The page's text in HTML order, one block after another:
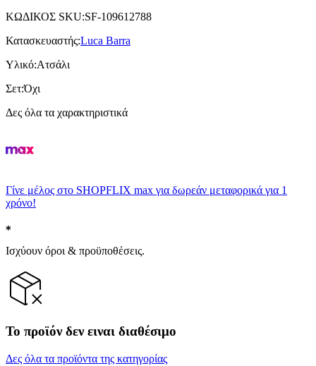
ΚΩΔΙΚΟΣ SKU:SF-109612788
Κατασκευαστής:Luca Barra
Υλικό:Ατσάλι
Σετ:Όχι
Δες όλα τα χαρακτηριστικά
Γίνε μέλος στο SHOPFLIX max για δωρεάν μεταφορικά για 1
χρόνο!
Ισχύουν όροι & προϋποθέσεις.
Το προϊόν δεν ειναι διαθέσιμο
Δες όλα τα προϊόντα της κατηγορίας